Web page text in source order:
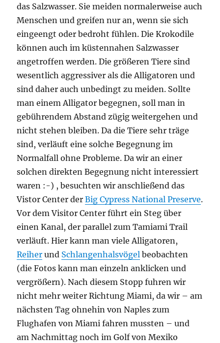
das Salzwasser. Sie meiden normalerweise auch
Menschen und greifen nur an, wenn sie sich
eingeengt oder bedroht fühlen. Die Krokodile
können auch im küstennahen Salzwasser
angetroffen werden. Die größeren Tiere sind
wesentlich aggressiver als die Alligatoren und
sind daher auch unbedingt zu meiden. Sollte
man einem Alligator begegnen, soll man in
gebührendem Abstand zügig weitergehen und
nicht stehen bleiben. Da die Tiere sehr träge
sind, verläuft eine solche Begegnung im
Normalfall ohne Probleme. Da wir an einer
solchen direkten Begegnung nicht interessiert
waren :-) , besuchten wir anschließend das
Vistor Center derBig Cypress National Preserve.
Vor dem Visitor Center führt ein Steg über
einen Kanal, der parallel zum Tamiami Trail
verläuft. Hier kann man viele Alligatoren,
Reiher und Schlangenhalsvögel beobachten
(die Fotos kann man einzeln anklicken und
vergrößern). Nach diesem Stopp fuhren wir
nicht mehr weiter Richtung Miami, da wir – am
nächsten Tag ohnehin von Naples zum
Flughafen von Miami fahren mussten – und
am Nachmittag noch im Golf von Mexiko